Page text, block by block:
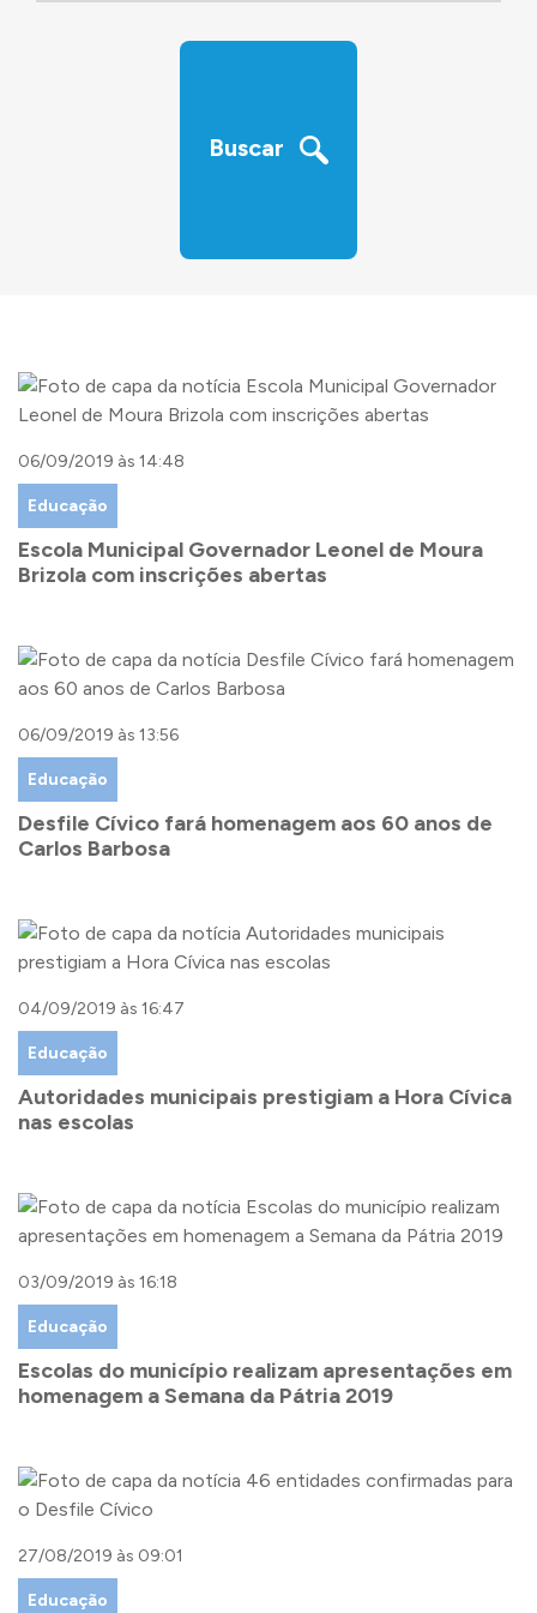
‹›
Buscar
06/09/2019 às 14:48
Educação
Escola Municipal Governador Leonel de Moura
Brizola com inscrições abertas
06/09/2019 às 13:56
Educação
Desfile Cívico fará homenagem aos 60 anos de
Carlos Barbosa
04/09/2019 às 16:47
Educação
Autoridades municipais prestigiam a Hora Cívica
nas escolas
03/09/2019 às 16:18
Educação
Escolas do município realizam apresentações em
homenagem a Semana da Pátria 2019
27/08/2019 às 09:01
Educação